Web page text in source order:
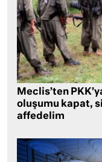
Meclis’ten
oluşumu kapat,
affedelim